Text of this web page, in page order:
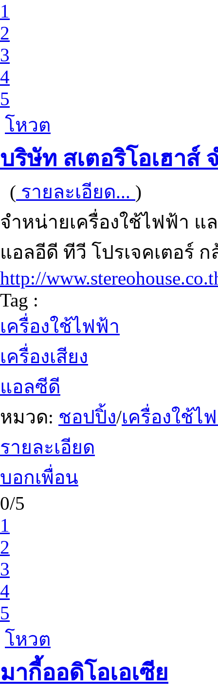
1
2
3
4
5
โหวต
บริษัท สเตอริโอเฮาส์
( รายละเอียด... )
จำหน่ายเครื่องใช้ไฟฟ้า แ
แอลอีดี ทีวี โปรเจคเตอร์
http://
Tag :
เครื่องใช้ไฟฟ้า
เครื่องเสียง
แอลซีดี
หมวด: ชอปปิ้ง/เครื่องใช้ไ
รายละเอียด
บอกเพื่อน
0/5
1
2
3
4
5
โหวต
มากี้ออดิโอเอเซีย